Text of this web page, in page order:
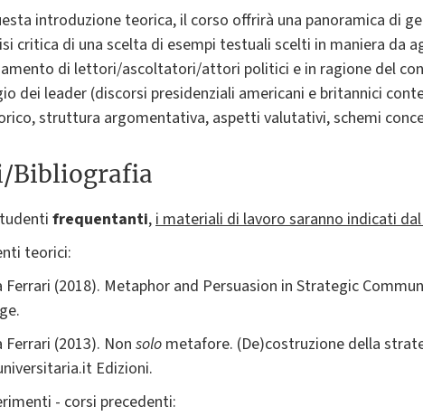
introduzione teorica, il corso offrirà una panoramica di
critica di una scelta di esempi testuali scelti in maniera da
di lettori/ascoltatori/attori politici e in ragione del
dei leader (discorsi presidenziali americani e britannici
struttura argomentativa, aspetti valutativi, schemi
Bibliografia
frequentanti,i materiali di lavoro saranno indicati
teorici:
Ferrari (2018). Metaphor and Persuasion in Strategic
Ferrari (2013). Non solo metafore. (De)costruzione della
Edizioni.
- corsi precedenti: